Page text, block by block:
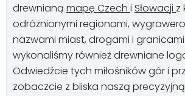
drewnianą mapę Czech i Słowacji z
odróżnionymi regionami,
nazwami miast, drogami i
wykonaliśmy również drewniane
Odwiedźcie tych miłośników gór i
zobaczcie z bliska naszą